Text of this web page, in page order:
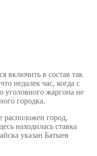
включить в состав так
недалек час, когда с
уголовного жаргона не
городка.
расположен город,
находилась ставка
указан Батыев